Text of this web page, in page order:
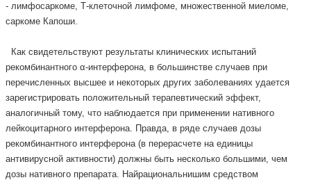
- лимфосаркоме, Т-клеточной лимфоме, множественной миеломе,
саркоме Капоши.
Как свидетельствуют результаты клинических испытаний
рекомбинантного α-интерферона, в большинстве случаев при
перечисленных высшее и некоторых других заболеваниях удается
зарегистрировать положительный терапевтический эффект,
аналогичный тому, что наблюдается при применении нативного
лейкоцитарного интерферона. Правда, в ряде случаев дозы
рекомбинантного интерферона (в перерасчете на единицы
антивирусной активности) должны быть несколько большими, чем
дозы нативного препарата. Найрациональнишим средством